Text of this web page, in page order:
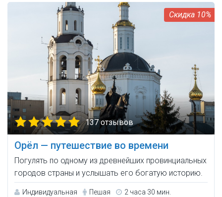
10%
137 отзывов
Орёл — путешествие во времени
Погулять по одному из древнейших провинциальных
городов страны и услышать его богатую историю.
Индивидуальная Пешая 2 часа 30 мин.